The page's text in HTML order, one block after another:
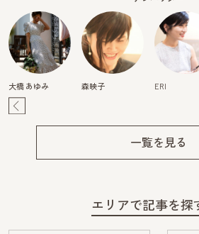
大橋 あゆみ 森映子 ERI
一覧を見る
エリアで記事を探